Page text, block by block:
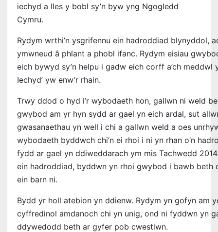
iechyd a lles y bobl sy’n byw yng Ngogledd
Cymru.
Rydym wrthi’n ysgrifennu ein hadroddiad blynyddol,
ymwneud â phlant a phobl ifanc. Rydym eisiau
eich bywyd sy’n helpu i gadw eich corff a’ch meddwl
Iechyd’ yw enw’r rhain.
Trwy ddod o hyd i’r wybodaeth hon, gallwn ni weld
gwybod am yr hyn sydd ar gael yn eich ardal, sut
gwasanaethau yn well i chi a gallwn weld a oes
wybodaeth byddwch chi’n ei rhoi i ni yn rhan o’n
fydd ar gael yn ddiweddarach ym mis Tachwedd
ein hadroddiad, byddwn yn rhoi gwybod i bawb beth
ein barn ni.
Bydd yr holl atebion yn ddienw. Rydym yn gofyn am
cyffredinol amdanoch chi yn unig, ond ni fyddwn yn
ddywedodd beth ar gyfer pob cwestiwn.